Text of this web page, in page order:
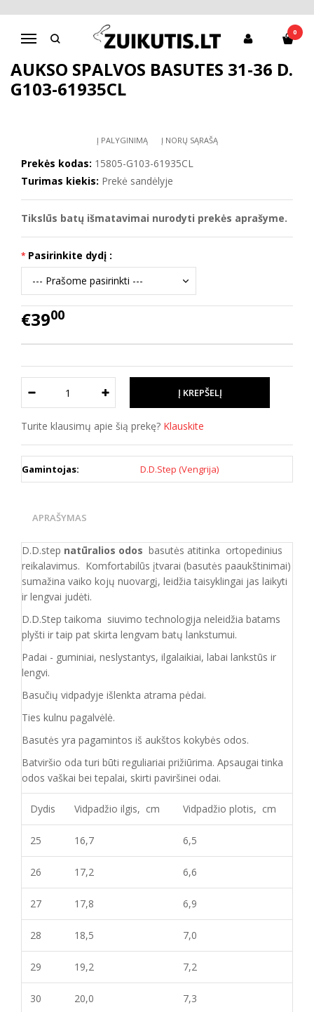
Navigacija
0
Pagrindinis
D.D.Step batai mergaitėms
Aukso spalvos basutės 31-36 d. G103-61935CL
AUKSO SPALVOS BASUTĖS 31-36 D.
G103-61935CL
Į PALYGINIMĄ Į NORŲ SĄRAŠĄ
Prekės kodas: 15805-G103-61935CL
Turimas kiekis: Prekė sandėlyje
Tikslūs batų išmatavimai nurodyti prekės aprašyme.
Pasirinkite dydį :
€3900
Turite klausimų apie šią prekę? Klauskite
Gamintojas: D.D.Step (Vengrija)
APRAŠYMAS
D.D.step natūralios odos basutės atitinka ortopedinius
reikalavimus. Komfortabilūs įtvarai (basutės paaukštinimai)
sumažina vaiko kojų nuovargį, leidžia taisyklingai jas laikyti
ir lengvai judėti.
D.D.Step taikoma siuvimo technologija neleidžia batams
plyšti ir taip pat skirta lengvam batų lankstumui.
Padai - guminiai, neslystantys, ilgalaikiai, labai lankstūs ir
lengvi.
Basučių vidpadyje išlenkta atrama pėdai.
Ties kulnu pagalvėlė.
Basutės yra pagamintos iš aukštos kokybės odos.
Batviršio oda turi būti reguliariai prižiūrima. Apsaugai tinka
odos vaškai bei tepalai, skirti paviršinei odai.
Dydis Vidpadžio ilgis, cm Vidpadžio plotis, cm
25 16,7 6,5
26 17,2 6,6
27 17,8 6,9
28 18,5 7,0
29 19,2 7,2
30 20,0 7,3